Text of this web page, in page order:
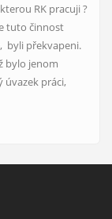
RK pracuji ?
tuto činnost
byli překvapeni.
bylo jenom
úvazek práci,